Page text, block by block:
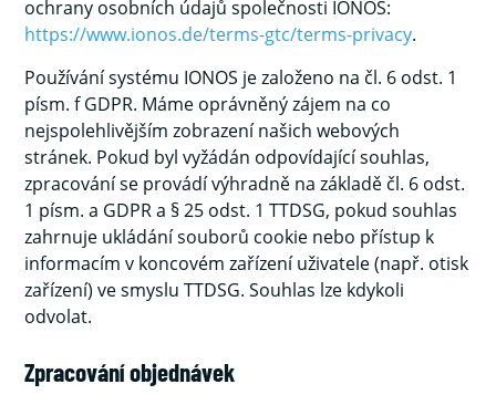
ochrany osobních údajů společnosti IONOS:
https://www.ionos.de/terms-gtc/terms-privacy.
Používání systému IONOS je založeno na čl. 6 odst. 1
písm. f GDPR. Máme oprávněný zájem na co
nejspolehlivějším zobrazení našich webových
stránek. Pokud byl vyžádán odpovídající souhlas,
zpracování se provádí výhradně na základě čl. 6 odst.
1 písm. a GDPR a § 25 odst. 1 TTDSG, pokud souhlas
zahrnuje ukládání souborů cookie nebo přístup k
informacím v koncovém zařízení uživatele (např. otisk
zařízení) ve smyslu TTDSG. Souhlas lze kdykoli
odvolat.
Zpracování objednávek